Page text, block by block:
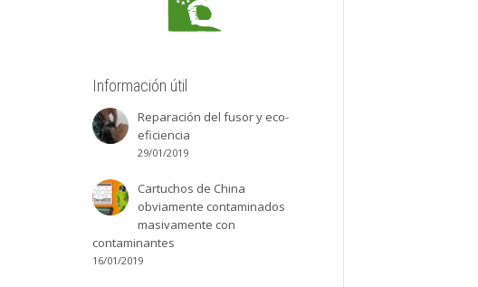
Información útil
Reparación del fusor y eco-
eficiencia
29/01/2019
Cartuchos de China
obviamente contaminados
masivamente con
contaminantes
16/01/2019